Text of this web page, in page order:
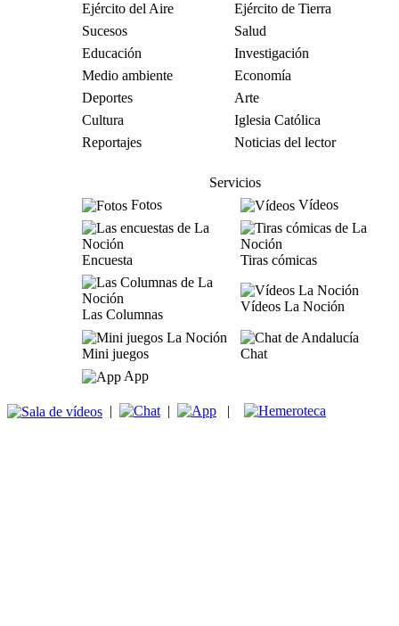
Ejército del Aire
Ejército de Tierra
Sucesos
Salud
Educación
Investigación
Medio ambiente
Economía
Deportes
Arte
Cultura
Iglesia Católica
Reportajes
Noticias del lector
Servicios
Fotos
Vídeos
Encuesta Tiras cómicas
Las Columnas
Vídeos La Noción
Mini juegos
Chat
App
| | |